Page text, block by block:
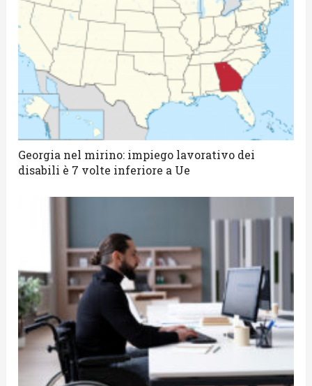
Georgia nel mirino: impiego lavorativo dei
disabili è 7 volte inferiore a Ue